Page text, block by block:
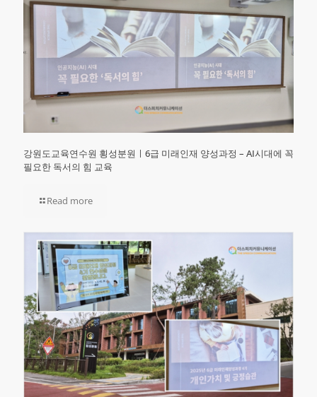
강원도교육연수원 횡성분원ㅣ6급 미래인재 양성과정 – AI시대에 꼭
필요한 독서의 힘 교육
Read more